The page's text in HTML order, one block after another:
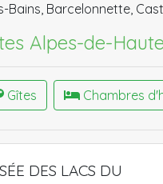
Bains, Barcelonnette,
Alpes-de-
Gîtes Chambres
DES LACS DU